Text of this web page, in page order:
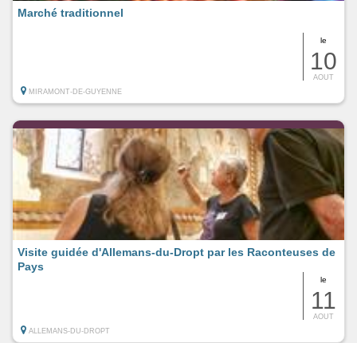
le
10
AOUT
Marché traditionnel
MIRAMONT-DE-GUYENNE
le
11
AOUT
Visite guidée d'Allemans-du-Dropt par les Raconteuses de
Pays
ALLEMANS-DU-DROPT